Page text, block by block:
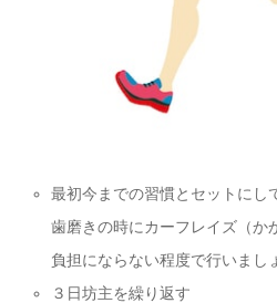
最初今までの習慣とセットにし
歯磨きの時にカーフレイズ（か
負担にならない程度で行いまし
３日坊主を繰り返す